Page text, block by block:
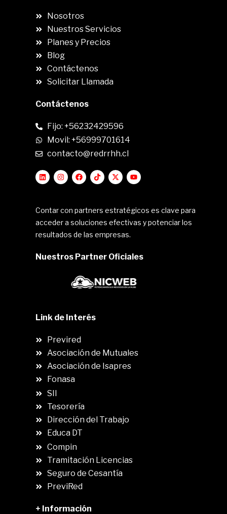
Nosotros
Nuestros Servicios
Planes y Precios
Blog
Contáctenos
Solicitar Llamada
Contáctenos
Fijo: +56232429596
Movil: +56999701614
contacto@redrrhh.cl
Contar con partners estratégicos es clave para
acceder a soluciones efectivas y potenciar los
resultados de las empresas.
Nuestros Partner Oficiales
Link de Interés
Previred
Asociación de Mutuales
Asociación de Isapres
Fonasa
SII
Tesorería
Dirección del Trabajo
Educa DT
Compin
Tramitación Licencias
Seguro de Cesantía
PreviRed
+ Información